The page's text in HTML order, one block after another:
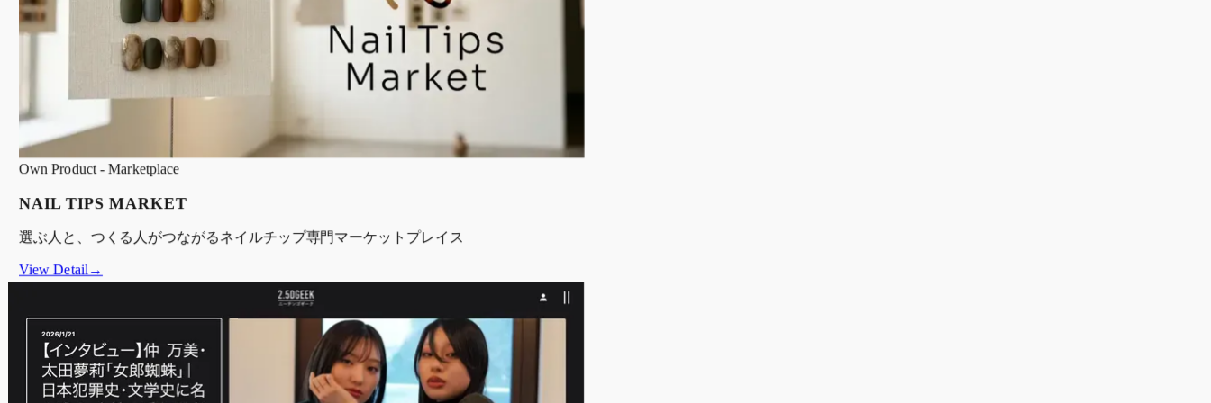
Own Product - Marketplace
NAIL TIPS MARKET
選ぶ人と、つくる人がつながるネイルチップ専門マーケットプレイス
View Detail→